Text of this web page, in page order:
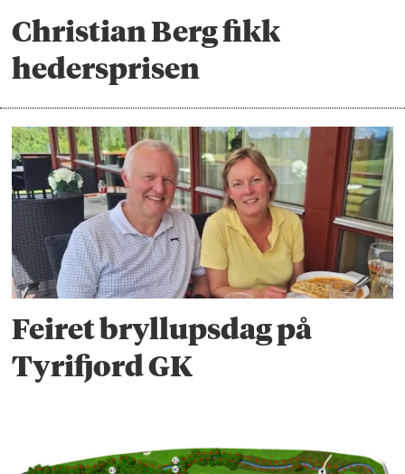
Christian Berg fikk
hedersprisen
Feiret bryllupsdag på
Tyrifjord GK